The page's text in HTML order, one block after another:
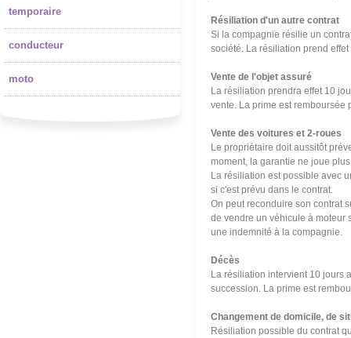
Résiliation d'un autre contrat
Si la compagnie résilie un
société . La résiliation prend
Vente de l'objet assuré
La résiliation prendra effet 10
vente. La prime est remboursée
Vente des voitures et 2-roues
Le propriétaire doit aussitôt
moment, la garantie ne joue
La résiliation est possible avec
si c'est prévu dans le contrat.
On peut reconduire son contrat
de vendre un véhicule à moteur
une indemnité à la compagnie.
Décès
La résiliation intervient 10 jours
succession. La prime est
Changement de domicile, de
Résiliation possible du contrat
temporaire
conducteur
moto